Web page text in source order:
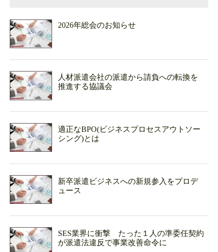
2026年総会のお知らせ
人材派遣会社の派遣から請負への転換を
推進する協議会
適正なBPO(ビジネスプロセスアウトソー
シング)とは
新卒派遣ビジネスへの新規参入をプロデ
ュース
SES業界に衝撃 たった１人の準委任契約
が派遣法違反で事業改善命令に